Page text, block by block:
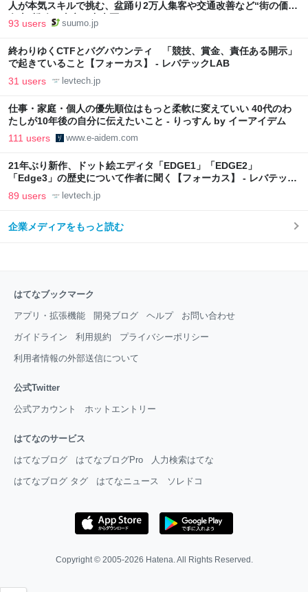
人が本気スキルで挑む、盆踊り2万人集客や交通改善など“街の価値
向上”戦略 東京・中央区
93 users suumo.jp
終わりゆくCTFとバグバウンティ 「競技、賞金、責任ある開示」
で起きていること【フォーカス】 - レバテックLAB
31 users levtech.jp
仕事・家庭・個人の優先順位はもっと柔軟に変えていい 40代のわ
たしが10年後の自分に伝えたいこと - りっすん by イーアイデム
111 users www.e-aidem.com
21年ぶり新作、ドット絵エディタ「EDGE1」「EDGE2」
「Edge3」の歴史について作者に聞く【フォーカス】 - レバテック
LAB
89 users levtech.jp
企業メディアをもっと読む
はてなブックマーク
アプリ・拡張機能 開発ブログ ヘルプ お問い合わせ
ガイドライン 利用規約 プライバシーポリシー
利用者情報の外部送信について
公式Twitter
公式アカウント ホットエントリー
はてなのサービス
はてなブログ はてなブログPro 人力検索はてな
はてなブログ タグ はてなニュース ソレドコ
Copyright © 2005-2026 Hatena. All Rights Reserved.